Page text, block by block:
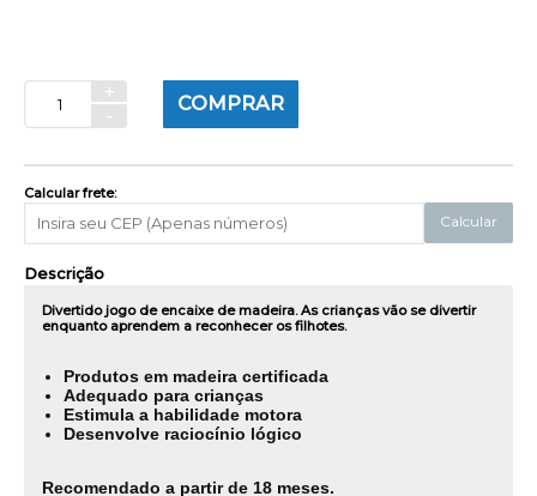
+
-
COMPRAR
Calcular frete:
Calcular
Descrição
Divertido jogo de encaixe de madeira. As crianças vão se divertir
enquanto aprendem a reconhecer os filhotes.
Produtos em madeira certificada
Adequado para crianças
Estimula a habilidade motora
Desenvolve raciocínio lógico
Recomendado a partir de 18 meses.